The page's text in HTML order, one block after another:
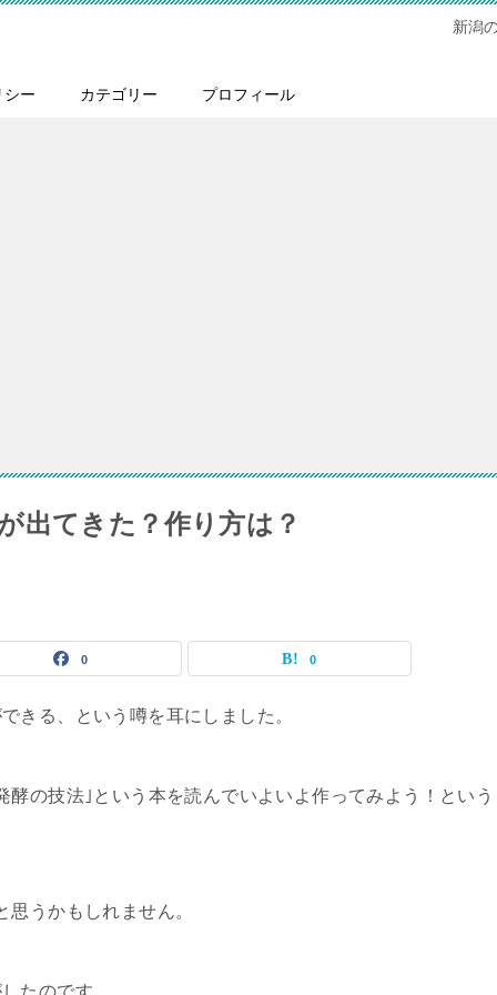
新潟
シー カテゴリー プロフィール
出てきた？作り方は？
0 0
きる、という噂を耳にしました。
の技法｣という本を読んでいよいよ作ってみよう！という
思うかもしれません。
たのです。